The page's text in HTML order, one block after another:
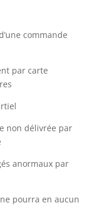
commande
par carte
non délivrée par
anormaux par
pourra en aucun